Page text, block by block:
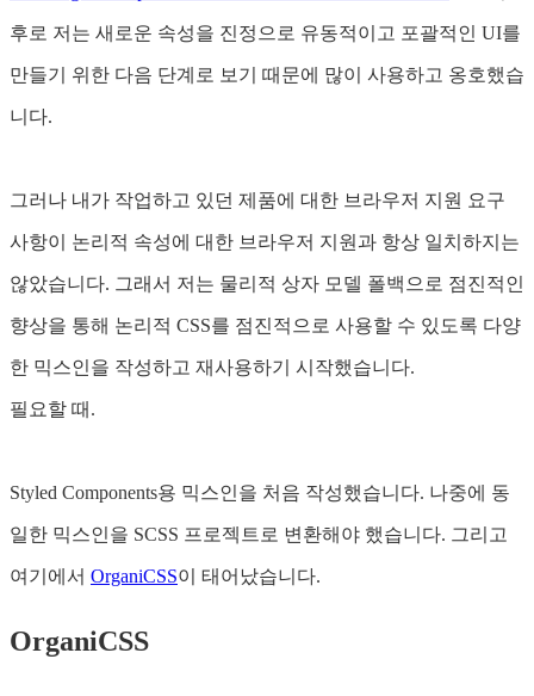
후로 저는 새로운 속성을 진정으로 유동적이고 포괄적인 UI를
만들기 위한 다음 단계로 보기 때문에 많이 사용하고 옹호했습
니다.
그러나 내가 작업하고 있던 제품에 대한 브라우저 지원 요구
사항이 논리적 속성에 대한 브라우저 지원과 항상 일치하지는
않았습니다. 그래서 저는 물리적 상자 모델 폴백으로 점진적인
향상을 통해 논리적 CSS를 점진적으로 사용할 수 있도록 다양
한 믹스인을 작성하고 재사용하기 시작했습니다.
필요할 때.
Styled Components용 믹스인을 처음 작성했습니다. 나중에 동
일한 믹스인을 SCSS 프로젝트로 변환해야 했습니다. 그리고
여기에서 OrganiCSS이 태어났습니다.
OrganiCSS